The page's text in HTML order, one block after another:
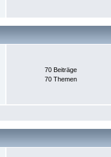
70 Beiträge
70 Themen